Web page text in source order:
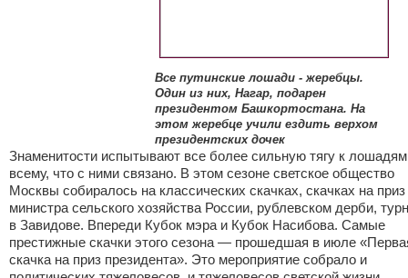
Все путинские лошади - жеребцы.
Один из них, Нагар, подарен
президентом Башкортостана. На
этом жеребце учили ездить верхом
президентских дочек
Знаменитости испытывают все более сильную тягу к
всему, что с ними связано. В этом сезоне светское общество
Москвы собиралось на классических скачках, скачках на приз
министра сельского хозяйства России, рублевском дерби,
в Завидове. Впереди Кубок мэра и Кубок Насибова. Самые
престижные скачки этого сезона — прошедшая в июле
скачка на приз президента». Это мероприятие собрало и